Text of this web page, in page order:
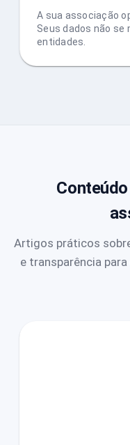
A sua associação
Seus dados não
entidades.
Artigos práticos
e transparência